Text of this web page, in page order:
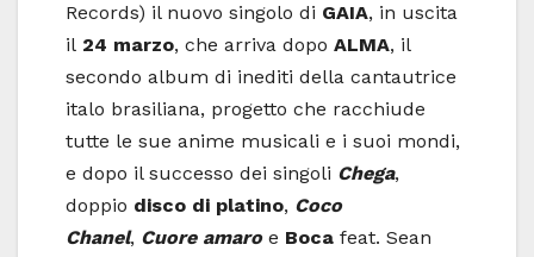
Records) il nuovo singolo di GAIA, in uscita
il 24 marzo, che arriva dopo ALMA, il
secondo album di inediti della cantautrice
italo brasiliana, progetto che racchiude
tutte le sue anime musicali e i suoi mondi,
e dopo il successo dei singoli Chega,
doppio disco di platino, Coco
Chanel, Cuore amaroe Boca feat. Sean